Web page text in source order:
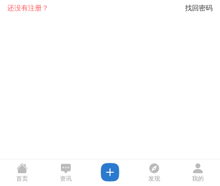
找回密码
还没有注册？
首页 资讯 发现 我的